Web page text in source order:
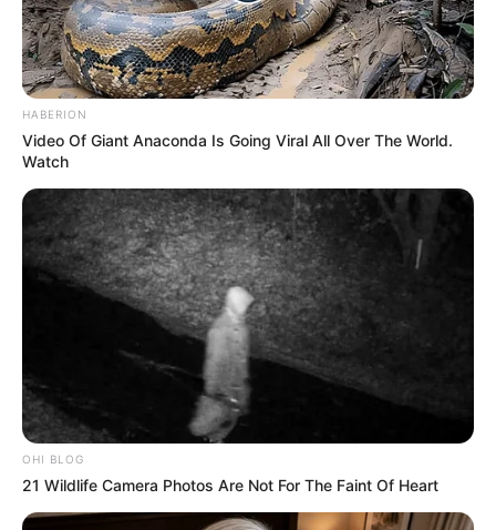
ΤΑΥΤΟΤΗΤΑ ΚΑΙ ΕΠΙΚΟΙΝΩΝΙΑ
HABERION
Video Of Giant Anaconda Is Going Viral All Over The World.
Watch
OHI BLOG
21 Wildlife Camera Photos Are Not For The Faint Of Heart